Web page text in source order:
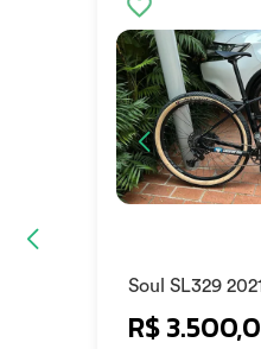
Soul SL329
R$